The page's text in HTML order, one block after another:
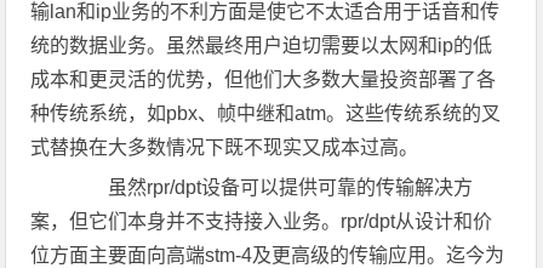
输lan和ip业务的不利方面是使它不太适合用于话音和传
统的数据业务。虽然最终用户迫切需要以太网和ip的低
成本和更灵活的优势，但他们大多数大量投资部署了各
种传统系统，如pbx、帧中继和atm。这些传统系统的叉
式替换在大多数情况下既不现实又成本过高。
虽然rpr/dpt设备可以提供可靠的传输解决方
案，但它们本身并不支持接入业务。rpr/dpt从设计和价
位方面主要面向高端stm-4及更高级的传输应用。迄今为